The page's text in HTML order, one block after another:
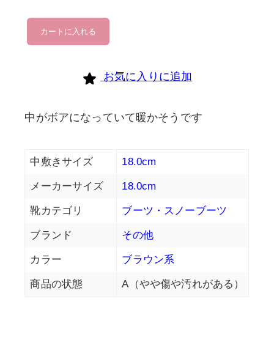
muji
個
カートに入れる
お気に入りに追加
中がボアになっていて暖かそうです
中敷きサイズ 18.0cm
メーカーサイズ 18.0cm
靴カテゴリ ブーツ・スノーブーツ
ブランド その他
カラー ブラウン系
商品の状態 A（やや傷や汚れがある）